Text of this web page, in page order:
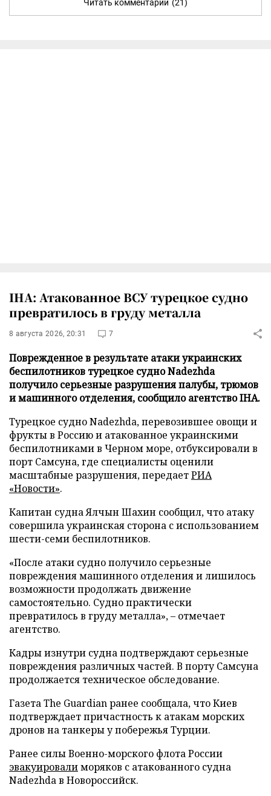
Читать комментарии (21)
IHA: Атакованное ВСУ турецкое судно
превратилось в груду металла
8 августа 2026, 20:31 7
Поврежденное в результате атаки украинских
беспилотников турецкое судно Nadezhda
получило серьезные разрушения палубы, трюмов
и машинного отделения, сообщило агентство IHA.
Турецкое судно Nadezhda, перевозившее овощи и
фрукты в Россию и атакованное украинскими
беспилотниками в Черном море, отбуксировали в
порт Самсуна, где специалисты оценили
масштабные разрушения, передаетРИА
«Новости».
Капитан судна Ялчын Шахин сообщил, что атаку
совершила украинская сторона с использованием
шести-семи беспилотников.
«После атаки судно получило серьезные
повреждения машинного отделения и лишилось
возможности продолжать движение
самостоятельно. Судно практически
превратилось в груду металла», – отмечает
агентство.
Кадры изнутри судна подтверждают серьезные
повреждения различных частей. В порту Самсуна
продолжается техническое обследование.
Газета The Guardian ранее сообщала, что Киев
подтверждает причастность к атакам морских
дронов на танкеры у побережья Турции.
Ранее силы Военно-морского флота России
эвакуировалиморяков с атакованного судна
Nadezhda в Новороссийск.